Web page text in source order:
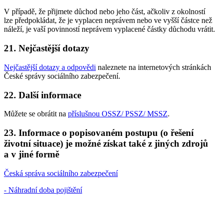
V případě, že přijmete důchod nebo jeho část, ačkoliv z okolností
lze předpokládat, že je vyplacen neprávem nebo ve vyšší částce než
náleží, je vaší povinností neprávem vyplacené částky důchodu vrátit.
21. Nejčastější dotazy
Nejčastější dotazy a odpovědi naleznete na internetových stránkách
České správy sociálního zabezpečení.
22. Další informace
Můžete se obrátit na příslušnou OSSZ/ PSSZ/ MSSZ.
23. Informace o popisovaném postupu (o řešení
životní situace) je možné získat také z jiných zdrojů
a v jiné formě
Česká správa sociálního zabezpečení
- Náhradní doba pojištění